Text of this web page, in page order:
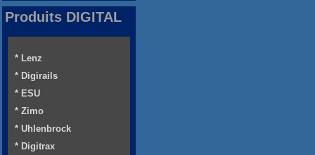
Produits DIGITAL
* Lenz
* Digirails
* ESU
* Zimo
* Uhlenbrock
* Digitrax